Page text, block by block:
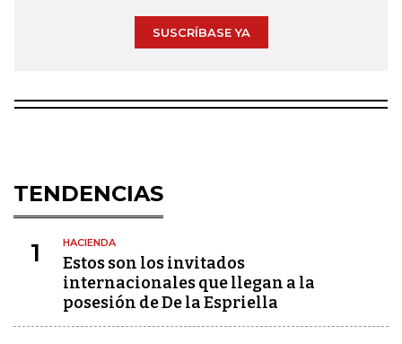
SUSCRÍBASE YA
TENDENCIAS
1 HACIENDA
Estos son los invitados
internacionales que llegan a la
posesión de De la Espriella